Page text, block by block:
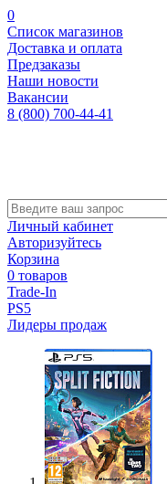
0
Список магазинов
Доставка и оплата
Предзаказы
Наши новости
Вакансии
8 (800) 700-44-41
Личный кабинет
Авторизуйтесь
Корзина
0 товаров
Trade-In
PS5
Лидеры продаж